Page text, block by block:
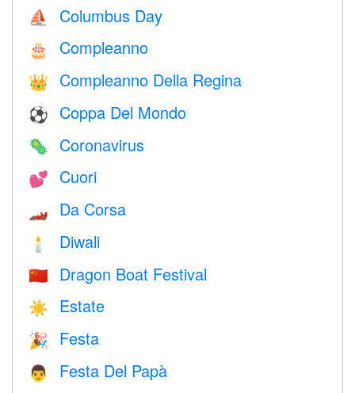
⛵️ Columbus Day
🎂 Compleanno
👑 Compleanno Della Regina
⚽ Coppa Del Mondo
🦠 Coronavirus
💕 Cuori
🏎 Da Corsa
🕯 Diwali
🇨🇳 Dragon Boat Festival
☀️ Estate
🎉 Festa
👨
Festa Del Papà